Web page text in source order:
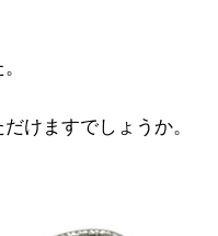
けますでしょうか。